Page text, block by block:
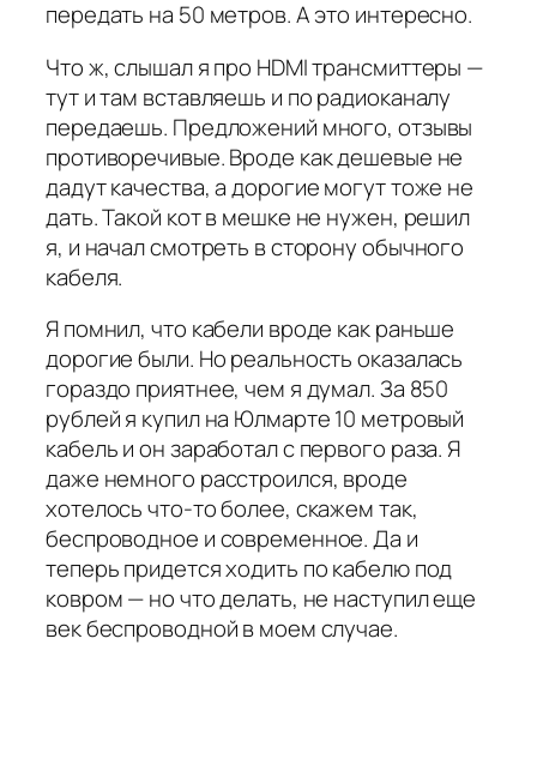
передать на 50 метров. А это интересно.
Что ж, слышал я про HDMI трансмиттеры —
тут и там вставляешь и по радиоканалу
передаешь. Предложений много, отзывы
противоречивые. Вроде как дешевые не
дадут качества, а дорогие могут тоже не
дать. Такой кот в мешке не нужен, решил
я, и начал смотреть в сторону обычного
кабеля.
Я помнил, что кабели вроде как раньше
дорогие были. Но реальность оказалась
гораздо приятнее, чем я думал. За 850
рублей я купил на Юлмарте 10 метровый
кабель и он заработал с первого раза. Я
даже немного расстроился, вроде
хотелось что-то более, скажем так,
беспроводное и современное. Да и
теперь придется ходить по кабелю под
ковром — но что делать, не наступил еще
век беспроводной в моем случае.